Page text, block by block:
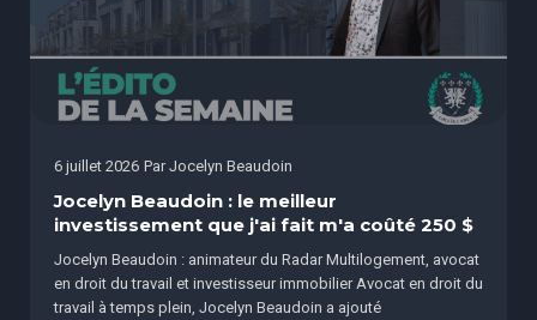
6 juillet 2026 Par Jocelyn Beaudoin
Jocelyn Beaudoin : le meilleur
investissement que j'ai fait m'a coûté 250 $
Jocelyn Beaudoin : animateur du Radar Multilogement, avocat
en droit du travail et investisseur immobilier Avocat en droit du
travail à temps plein, Jocelyn Beaudoin a ajouté